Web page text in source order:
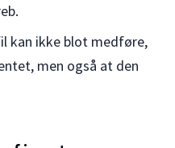
kan ikke blot medføre,
men også at den